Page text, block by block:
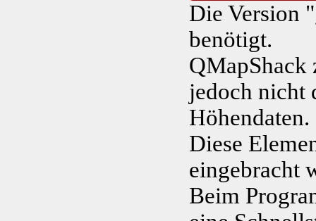
Die Version
benötigt.
QMapShack
jedoch nicht
Höhendaten.
Diese
eingebracht
Beim